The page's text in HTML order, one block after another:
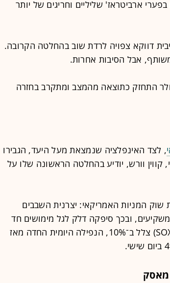
ארביטראז' שליליים וחריגים של יותר
דווקא צפויה לרדת שוב בהחלטה הקרובה.
אבל הסיבות אחרות.
התחזק כתוצאה מהמצב ומתקרב בחזרה
, לצד האינפלציה שנמצאת מעל היעד, הגבירו
וורש, יודיע בהחלטה הראשונה שלו על
שוק המניות האמריקאי: יצרנית השבבים
ובכך סיפקה דלק לגל מימושים חד
בתחום. בין היתר מדד מניות השבבים (SOX) צלל ב־10%, הנפילה היומית החדה מאז